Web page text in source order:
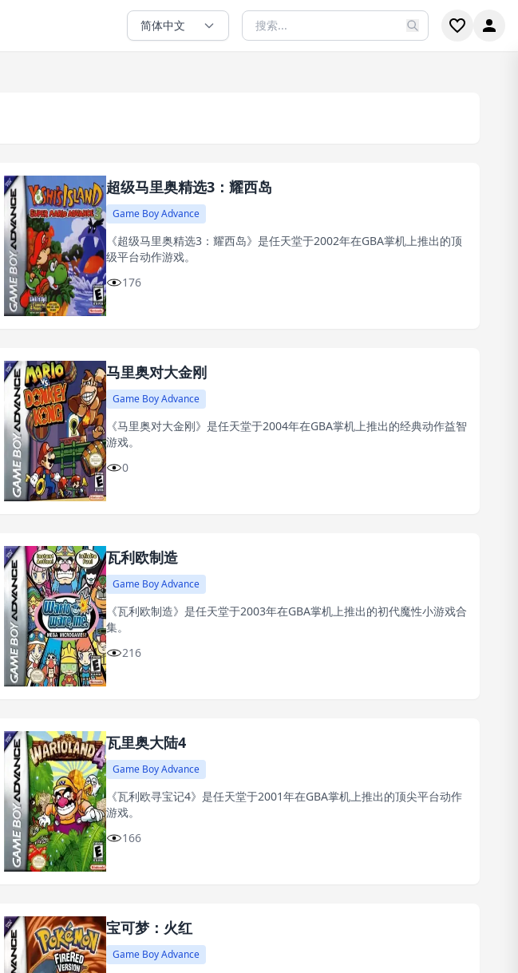
简体中文
超级马里奥精选3：耀西岛
Game Boy Advance
《超级马里奥精选3：耀西岛》是任天堂于2002年在GBA掌机上推出的顶
级平台动作游戏。
176
马里奥对大金刚
Game Boy Advance
《马里奥对大金刚》是任天堂于2004年在GBA掌机上推出的经典动作益智
游戏。
0
瓦利欧制造
Game Boy Advance
《瓦利欧制造》是任天堂于2003年在GBA掌机上推出的初代魔性小游戏合
集。
216
瓦里奥大陆4
Game Boy Advance
《瓦利欧寻宝记4》是任天堂于2001年在GBA掌机上推出的顶尖平台动作
游戏。
166
宝可梦：火红
Game Boy Advance